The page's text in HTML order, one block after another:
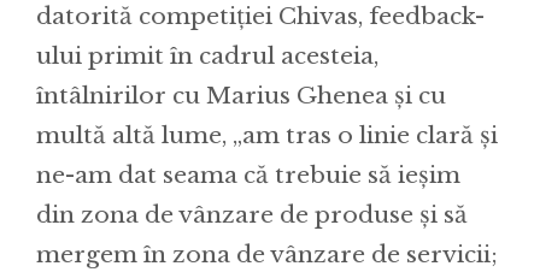
datorită competiției Chivas, feedback-
ului primit în cadrul acesteia,
întâlnirilor cu Marius Ghenea și cu
multă altă lume, „am tras o linie clară și
ne-am dat seama că trebuie să ieșim
din zona de vânzare de produse și să
mergem în zona de vânzare de servicii;